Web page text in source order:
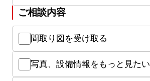
ご相談内容
間取り図を受け取る
写真、設備情報をもっと見たい